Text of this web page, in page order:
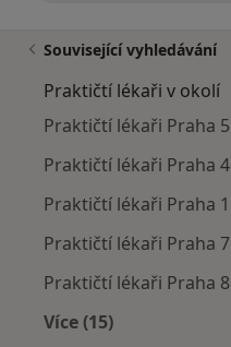
Související vyhledávání
Praktičtí lékaři v okolí
Praktičtí lékaři Praha 5
Praktičtí lékaři Praha 4
Praktičtí lékaři Praha 1
Praktičtí lékaři Praha 7
Praktičtí lékaři Praha 8
Více (15)